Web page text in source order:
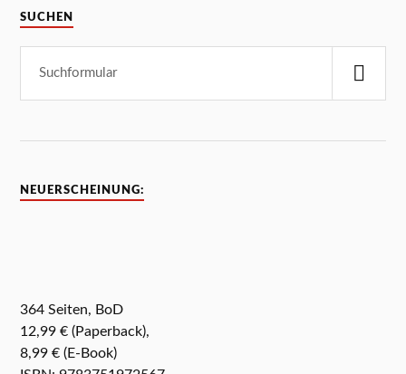
SUCHEN
NEUERSCHEINUNG:
364 Seiten, BoD
12,99 € (Paperback),
8,99 € (E-Book)